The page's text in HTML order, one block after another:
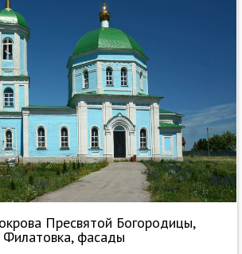
Пресвятой Богородицы,
Филатовка, фасады